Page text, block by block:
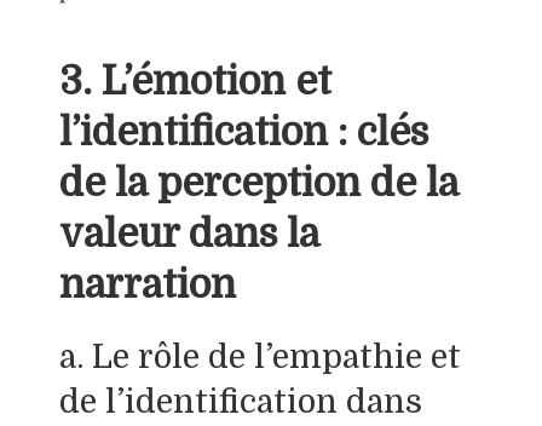
3. L’émotion et
l’identification : clés
de la perception de la
valeur dans la
narration
a. Le rôle de l’empathie et
de l’identification dans